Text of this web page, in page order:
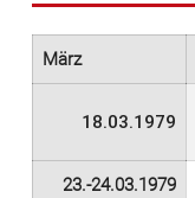
März
18.03.1979
23.-24.03.1979